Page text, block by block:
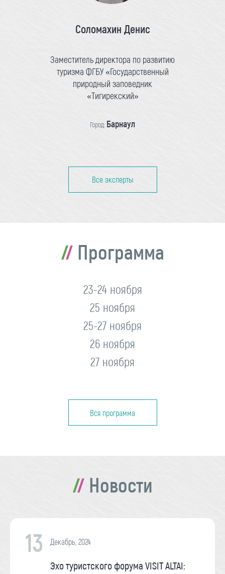
Соломахин Денис
Заместитель директора по развитию
туризма ФГБУ «Государственный
природный заповедник
«Тигирекский»
Город: Барнаул
Все эксперты
Программа
23-24 ноября
25 ноября
25-27 ноября
26 ноября
27 ноября
Вся программа
Новости
13 Декабрь, 2024
Эхо туристского форума VISIT ALTAI: